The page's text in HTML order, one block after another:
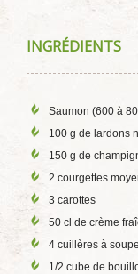
INGRÉDIENTS
Saumon (600 à
100 g de lardons
150 g de
2 courgettes
3 carottes
50 cl de crème
4 cuillères à
1/2 cube de